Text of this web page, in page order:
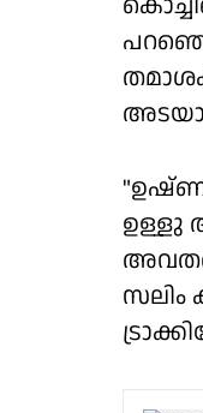
ഉള്ളു
സലിം